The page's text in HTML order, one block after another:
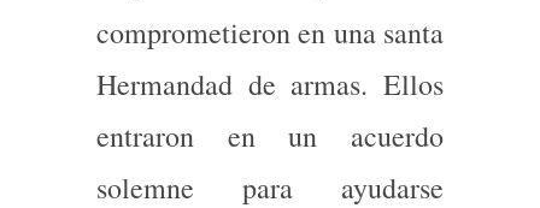
comprometieron en una santa
Hermandad de armas. Ellos
entraron en un acuerdo
solemne para ayudarse